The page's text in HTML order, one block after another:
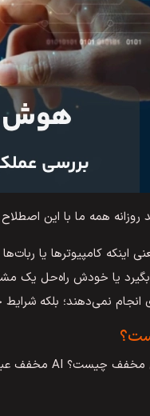
روزانه همه ما با این
کامپیوترها یا ربات‌ها
یا خودش راه‌حل یک
انجام نمی‌دهند؛ بلکه